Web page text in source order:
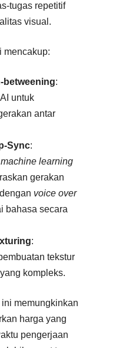
tugas repetitif
visual.
mencakup:
betweening:
untuk
antar
Sync:
machine learning
gerakan
voice over
bahasa secara
:
tekstur
kompleks.
memungkinkan
harga yang
pengerjaan